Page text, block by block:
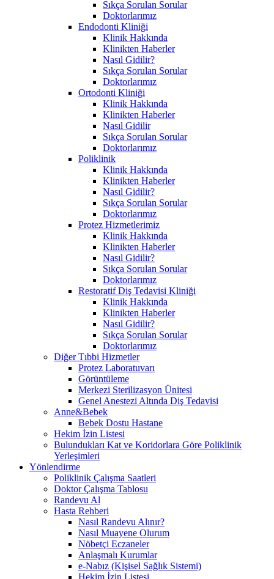
Sıkça Sorulan Sorular
Doktorlarımız
Endodonti Kliniği
Klinik Hakkında
Klinikten Haberler
Nasıl Gidilir?
Sıkça Sorulan Sorular
Doktorlarımız
Ortodonti Kliniği
Klinik Hakkında
Klinikten Haberler
Nasıl Gidilir
Sıkça Sorulan Sorular
Doktorlarımız
Poliklinik
Klinik Hakkında
Klinikten Haberler
Nasıl Gidilir?
Sıkça Sorulan Sorular
Doktorlarımız
Protez Hizmetlerimiz
Klinik Hakkında
Klinikten Haberler
Nasıl Gidilir?
Sıkça Sorulan Sorular
Doktorlarımız
Restoratif Diş Tedavisi Kliniği
Klinik Hakkında
Klinikten Haberler
Nasıl Gidilir?
Sıkça Sorulan Sorular
Doktorlarımız
Diğer Tıbbi Hizmetler
Protez Laboratuvarı
Görüntüleme
Merkezi Sterilizasyon Ünitesi
Genel Anestezi Altında Diş Tedavisi
Anne&Bebek
Bebek Dostu Hastane
Hekim İzin Listesi
Bulundukları Kat ve Koridorlara Göre Poliklinik
Yerleşimleri
Yönlendirme
Poliklinik Çalışma Saatleri
Doktor Çalışma Tablosu
Randevu Al
Hasta Rehberi
Nasıl Randevu Alınır?
Nasıl Muayene Olurum
Nöbetçi Eczaneler
Anlaşmalı Kurumlar
e-Nabız (Kişisel Sağlık Sistemi)
Hekim İzin Listesi